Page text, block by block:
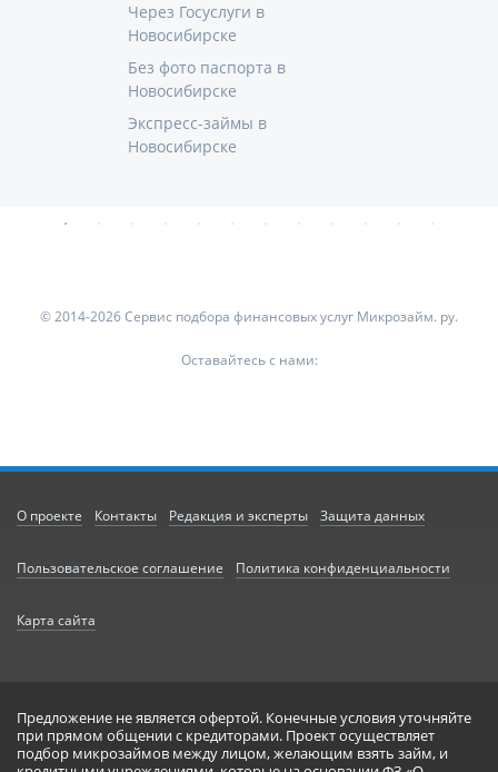
Через Госуслуги в
Новосибирске
Без фото паспорта в
Новосибирске
Экспресс-займы в
Новосибирске
© 2014-2026 Сервис подбора финансовых услуг Микрозайм. ру.
Оставайтесь с нами:
О проекте Контакты Редакция и эксперты Защита данных
Пользовательское соглашение Политика конфиденциальности
Карта сайта
Предложение не является офертой. Конечные условия уточняйте
при прямом общении с кредиторами. Проект осуществляет
подбор микрозаймов между лицом, желающим взять займ, и